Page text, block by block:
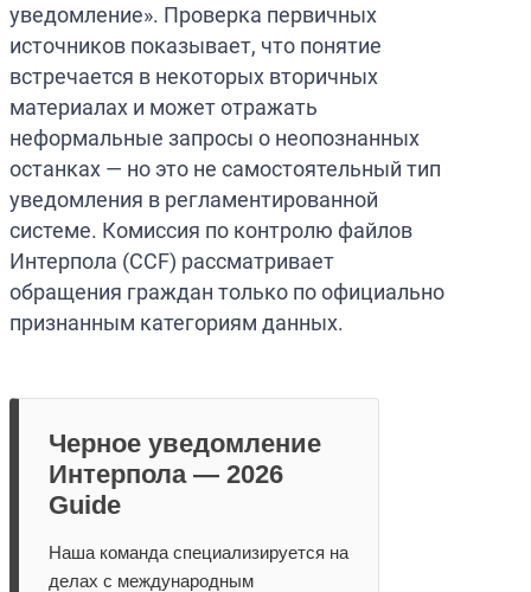
уведомление». Проверка первичных
источников показывает, что понятие
встречается в некоторых вторичных
материалах и может отражать
неформальные запросы о неопознанных
останках — но это не самостоятельный тип
уведомления в регламентированной
системе. Комиссия по контролю файлов
Интерпола (CCF) рассматривает
обращения граждан только по официально
признанным категориям данных.
Черное уведомление
Интерпола — 2026
Guide
Наша команда специализируется на
делах с международным